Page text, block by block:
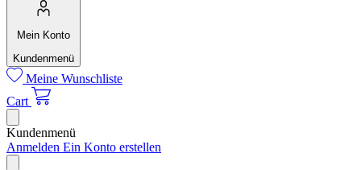
Mein Konto
Kundenmenü
Meine Wunschliste
Cart
Kundenmenü
Anmelden Ein Konto erstellen